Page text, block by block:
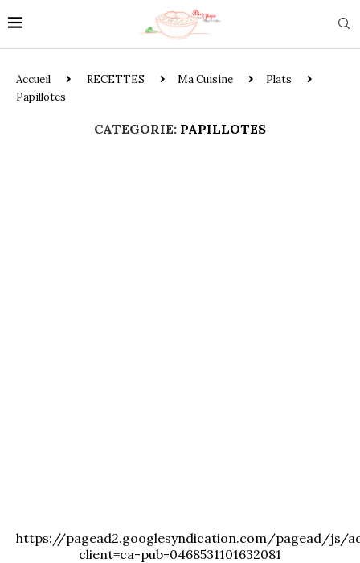
Accueil RECETTES Ma Cuisine
Plats
Papillotes
CATEGORIE: PAPILLOTES
https://pagead2.googlesyndication.com/pagead/js/
client=ca-pub-0468531101632081